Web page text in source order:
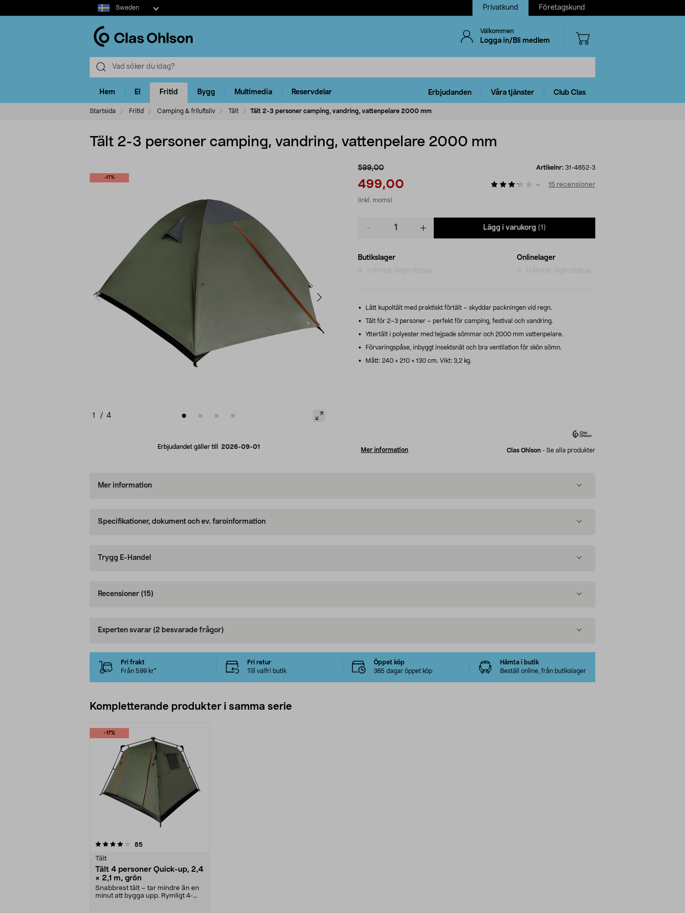
Select
market
Sweden Privatkund Företagskund
Välkommen
Logga in/Bli medlem
Hem El Fritid Bygg Multimedia Reservdelar Erbjudanden Våra tjänster Club Clas
Startsida Fritid Camping & friluftsliv Tält Tält 2-3 personer camping, vandring, vattenpelare 2000 mm
Tält 2-3 personer camping, vandring, vattenpelare 2000 mm
-17%
1 / 4
Erbjudandet gäller till 2026-09-01
599,00
499,00
(inkl. moms)
Artikelnr: 31-4652-3
15 recensioner
Lägg i varukorg (1)
Butikslager
Hämtar lagerstatus...
Onlinelager
Hämtar lagerstatus...
Lätt kupoltält med praktiskt förtält – skyddar packningen vid regn.
Tält för 2–3 personer – perfekt för camping, festival och vandring.
Yttertält i polyester med tejpade sömmar och 2000 mm vattenpelare.
Förvaringspåse, inbyggt insektsnät och bra ventilation för skön sömn.
Mått: 240 × 210 × 130 cm. Vikt: 3,2 kg.
Mer information Clas Ohlson - Se alla produkter
Mer information
Specifikationer, dokument och ev. faroinformation
Trygg E-Handel
Recensioner (15)
Experten svarar (2 besvarade frågor)
Fri frakt
Från 599 kr*
Fri retur
Till valfri butik
Öppet köp
365 dagar öppet köp
Hämta i butik
Beställ online, från butikslager
Kompletterande produkter i samma serie
-17%
85recensioner
Tält
Tält 4 personer Quick-up, 2,4
× 2,1 m, grön
Snabbrest tält – tar mindre än en
minut att bygga upp. Rymligt 4-